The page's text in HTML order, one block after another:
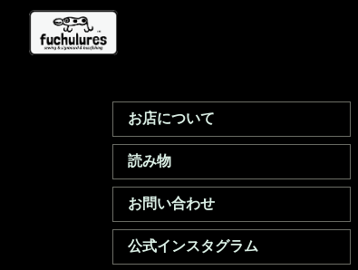
お店について
読み物
お問い合わせ
公式インスタグラム